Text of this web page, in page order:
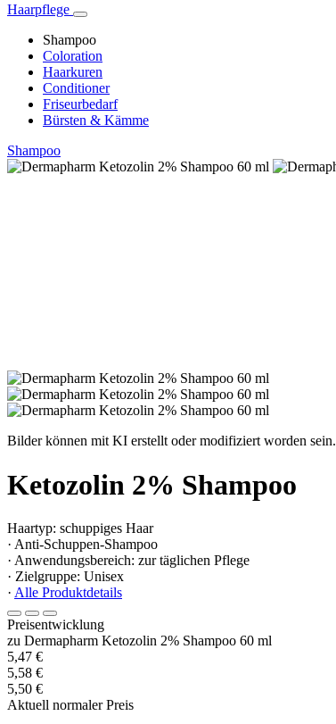
Haarpflege
Shampoo
Coloration
Haarkuren
Conditioner
Friseurbedarf
Bürsten & Kämme
Shampoo
Bilder können mit KI erstellt oder modifiziert worden sein.
Ketozolin 2% Shampoo
Haartyp: schuppiges Haar
· Anti-Schuppen-Shampoo
· Anwendungsbereich: zur täglichen Pflege
· Zielgruppe: Unisex
· Alle Produktdetails
Preisentwicklung
zu Dermapharm Ketozolin 2% Shampoo 60 ml
5,47 €
5,58 €
5,50 €
Aktuell normaler Preis